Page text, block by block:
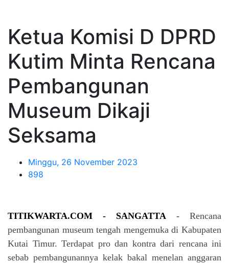
Ketua Komisi D DPRD
Kutim Minta Rencana
Pembangunan
Museum Dikaji
Seksama
Minggu, 26 November 2023
898
TITIKWARTA.COM - SANGATTA - Rencana
pembangunan museum tengah mengemuka di Kabupaten
Kutai Timur. Terdapat pro dan kontra dari rencana ini
sebab pembangunannya kelak bakal menelan anggaran